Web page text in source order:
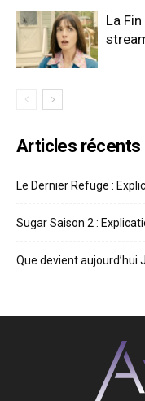
La
Articles récents
Le Dernier Refuge :
Sugar Saison 2 :
Que devient aujourd’hui